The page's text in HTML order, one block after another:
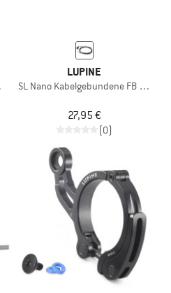
FB 253 cm
LUPINE
SL Nano Kabelgebundene FB 71 cm
27,95 €
(0)